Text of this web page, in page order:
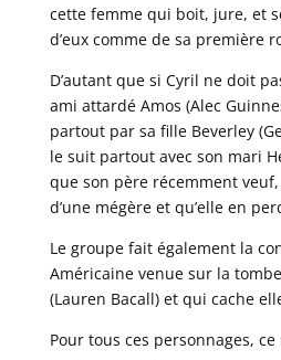
cette femme qui boit, jure, et
d’eux comme de sa première
D’autant que si Cyril ne doit
ami attardé Amos (Alec
partout par sa fille Beverley
le suit partout avec son mari
que son père récemment
d’une mégère et qu’elle en
Le groupe fait également la
Américaine venue sur la
(Lauren Bacall) et qui cache
Pour tous ces personnages,